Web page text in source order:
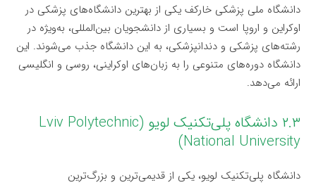
دانشگاه ملی پزشکی خارکف یکی از بهترین دانشگاه‌های پزشکی در
اوکراین و اروپا است و بسیاری از دانشجویان بین‌المللی، به‌ویژه در
رشته‌های پزشکی و دندانپزشکی، به این دانشگاه جذب می‌شوند. این
دانشگاه دوره‌های متنوعی را به زبان‌های اوکراینی، روسی و انگلیسی
ارائه می‌دهد.
۲.۳ دانشگاه پلی‌تکنیک لویو (Lviv Polytechnic
National University)
دانشگاه پلی‌تکنیک لویو، یکی از قدیمی‌ترین و بزرگ‌ترین